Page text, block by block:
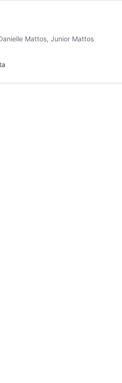
Danielle Mattos,